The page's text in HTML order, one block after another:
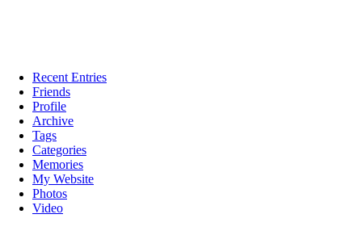
Recent Entries
Friends
Profile
Archive
Tags
Categories
Memories
My Website
Photos
Video